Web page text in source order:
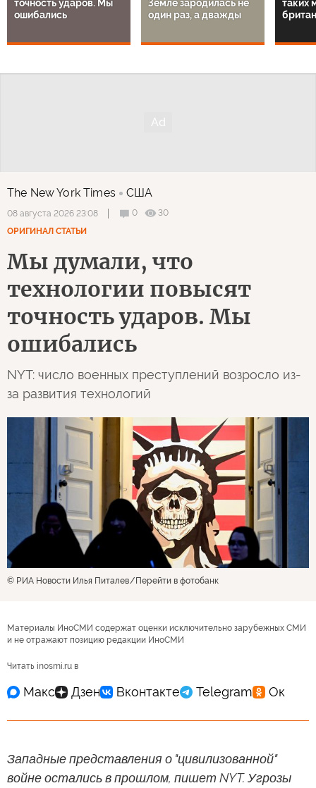
точность ударов. Мы
ошибались
Земле зародилась не
один раз, а дважды
таких
The New York Times США
08 августа 2026 23:08 0
30
ОРИГИНАЛ СТАТЬИ
Мы думали, что
технологии повысят
точность ударов. Мы
ошибались
NYT: число военных преступлений возросло из-
за развития технологий
© РИА Новости Илья Питалев Перейти в фотобанк
Материалы ИноСМИ содержат оценки исключительно зарубежных СМИ
и не отражают позицию редакции ИноСМИ
Читать inosmi.ru в
Западные представления о "цивилизованной"
войне остались в прошлом, пишет NYT. Угрозы